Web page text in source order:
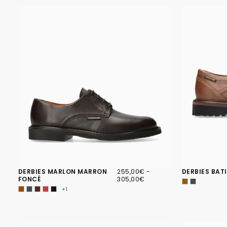
DERBIES MARLON MARRON
FONCÉ
255,00€
PRIX
MINIMUM
255,00€ -
305,00€
+1
DERBIES